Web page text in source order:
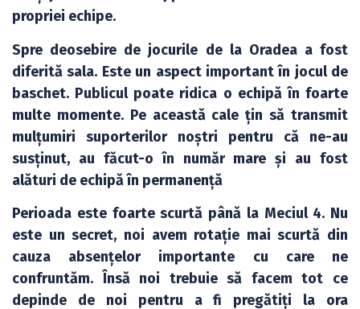
propriei echipe.
Spre deosebire de jocurile de la Oradea a fost
diferită sala. Este un aspect important în jocul de
baschet. Publicul poate ridica o echipă în foarte
multe momente. Pe această cale țin să transmit
mulțumiri suporterilor noștri pentru că ne-au
susținut, au făcut-o în număr mare și au fost
alături de echipă în permanență
Perioada este foarte scurtă până la Meciul 4. Nu
este un secret, noi avem rotație mai scurtă din
cauza absențelor importante cu care ne
confruntăm. Însă noi trebuie să facem tot ce
depinde de noi pentru a fi pregătiți la ora